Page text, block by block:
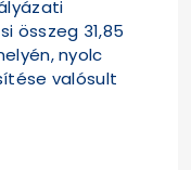
összeg 31,85
nyolc
valósult